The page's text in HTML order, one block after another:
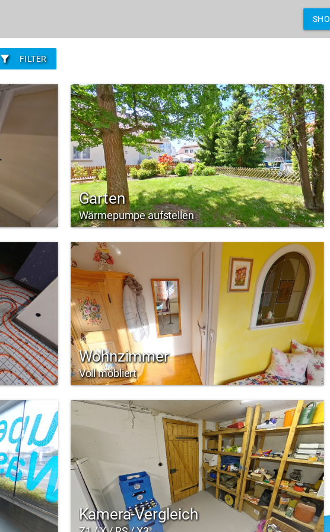
filter_alt FILTER
Garten
Wärmepumpe aufstellen
Wohnzimmer
Voll möbliert
Kamera-Vergleich